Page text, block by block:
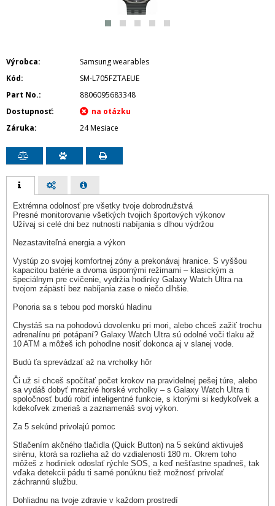
Výrobca
Samsung wearables
Kód
SM-L705FZTAEUE
Part No.
8806095683348
Dostupnosť
Záruka
24 Mesiace
Extrémna odolnosť pre všetky tvoje dobrodružstvá
Presné monitorovanie všetkých tvojich športových výkonov
Užívaj si celé dni bez nutnosti nabíjania s dlhou výdržou
Nezastaviteľná energia a výkon
Vystúp zo svojej komfortnej zóny a prekonávaj hranice. S vyššou
kapacitou batérie a dvoma úspornými režimami – klasickým a
špeciálnym pre cvičenie, vydržia hodinky Galaxy Watch Ultra na
tvojom zápästí bez nabíjania zase o niečo dlhšie.
Ponoria sa s tebou pod morskú hladinu
Chystáš sa na pohodovú dovolenku pri mori, alebo chceš zažiť trochu
adrenalínu pri potápaní? Galaxy Watch Ultra sú odolné voči tlaku až
10 ATM a môžeš ich pohodlne nosiť dokonca aj v slanej vode.
Budú ťa sprevádzať až na vrcholky hôr
Či už si chceš spočítať počet krokov na pravidelnej pešej túre, alebo
sa vydáš dobyť mrazivé horské vrcholky – s Galaxy Watch Ultra ti
spoločnosť budú robiť inteligentné funkcie, s ktorými si kedykoľvek a
kdekoľvek zmeriaš a zaznamenáš svoj výkon.
Za 5 sekúnd privolajú pomoc
Stlačením akčného tlačidla (Quick Button) na 5 sekúnd aktivuješ
sirénu, ktorá sa rozlieha až do vzdialenosti 180 m. Okrem toho
môžeš z hodiniek odoslať rýchle SOS, a keď nešťastne spadneš, tak
vďaka detekcii pádu ti samé ponúknu tiež možnosť privolať
záchrannú službu.
Dohliadnu na tvoje zdravie v každom prostredí